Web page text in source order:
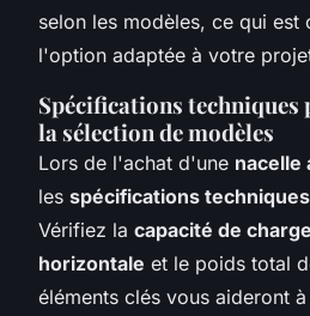
selon les modèles, ce qui
l'option adaptée à votre
Spécifications
la sélection de modèles
Lors de l'achat d'une nacelle
les spécifications techniques
Vérifiez la capacité de charge
horizontale et le poids total
éléments clés vous aideront